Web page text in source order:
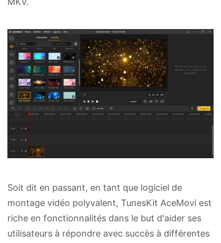
Soit dit en passant, en tant que logiciel de
montage vidéo polyvalent, TunesKit AceMovi est
riche en fonctionnalités dans le but d'aider ses
utilisateurs à répondre avec succès à différentes